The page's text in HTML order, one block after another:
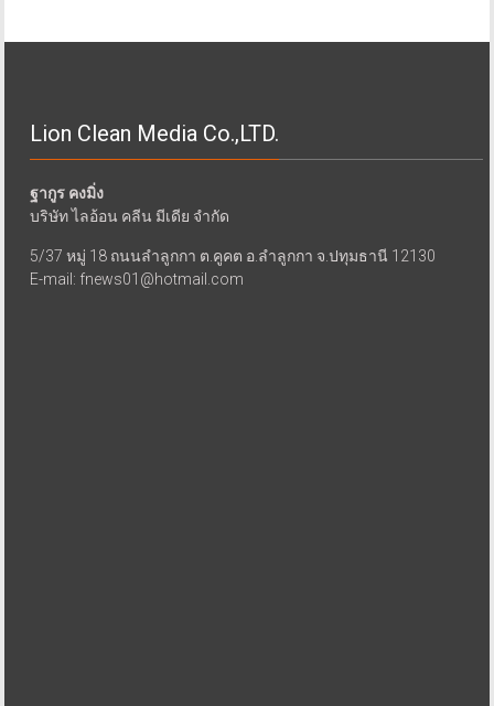
Lion Clean Media Co.,LTD.
ฐากูร คงมิ่ง
บริษัท ไลอ้อน คลีน มีเดีย จำกัด
5/37 หมู่ 18 ถนนลำลูกกา ต.คูคต อ.ลำลูกกา จ.ปทุมธานี 12130
E-mail: fnews01@hotmail.com